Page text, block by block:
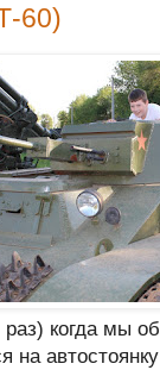
60)
когда мы